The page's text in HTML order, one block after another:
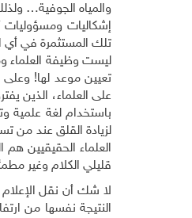
والمياه الجوفية…
إشكاليات ومسؤوليات
تلك المستثمرة في أي
ليست وظيفة العلماء
تعيين موعد لها! وعلى
على العلماء، الذين
باستخدام لغة علمية
لزيادة القلق عند من
العلماء الحقيقيين
قليلي الكلام وغير
لا شك أن نقل الإعلام
النتيجة نفسها من